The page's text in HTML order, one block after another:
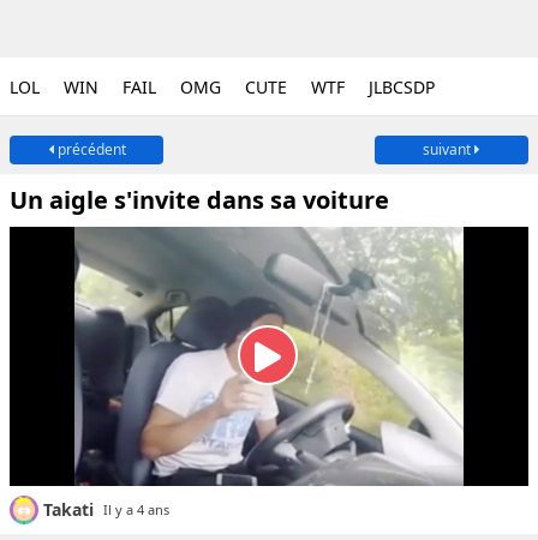
LOL WIN FAIL OMG CUTE WTF JLBCSDP
précédent suivant
Un aigle s'invite dans sa voiture
Takati Il y a 4 ans